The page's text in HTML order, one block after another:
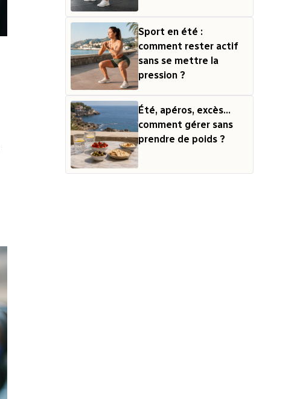
Sport en été :
comment rester actif
sans se mettre la
pression ?
Été, apéros, excès...
comment gérer sans
prendre de poids ?